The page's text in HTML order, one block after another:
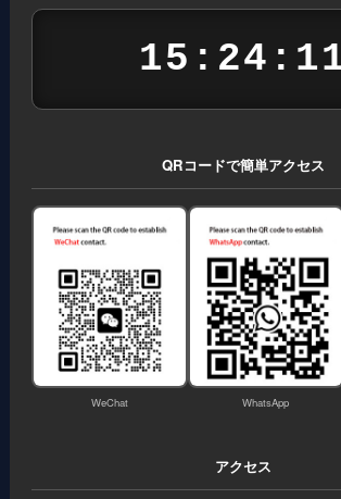
QRコードで簡単アクセス
WeChat WhatsApp
アクセス